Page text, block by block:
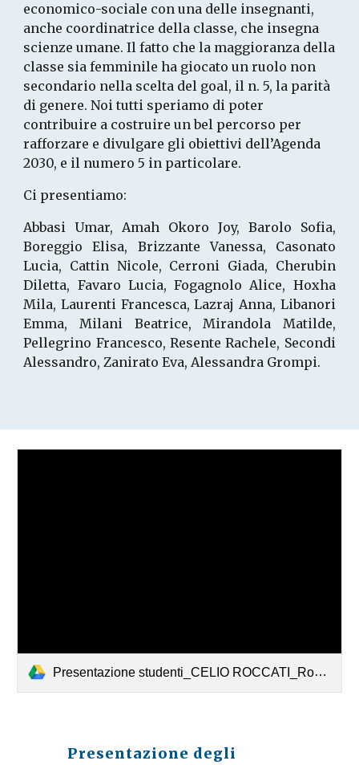
economico-sociale con una delle insegnanti,
anche coordinatrice della classe, che insegna
scienze umane. Il fatto che la maggioranza della
classe sia femminile ha giocato un ruolo non
secondario nella scelta del goal, il n. 5, la parità
di genere. Noi tutti speriamo di poter
contribuire a costruire un bel percorso per
rafforzare e divulgare gli obiettivi dell’Agenda
2030, e il numero 5 in particolare.
Ci presentiamo:
Abbasi Umar, Amah Okoro Joy, Barolo Sofia,
Boreggio Elisa, Brizzante Vanessa, Casonato
Lucia, Cattin Nicole, Cerroni Giada, Cherubin
Diletta, Favaro Lucia, Fogagnolo Alice, Hoxha
Mila, Laurenti Francesca, Lazraj Anna, Libanori
Emma, Milani Beatrice, Mirandola Matilde,
Pellegrino Francesco, Resente Rachele, Secondi
Alessandro, Zanirato Eva, Alessandra Grompi.
Presentazione studenti_CELIO ROCCATI_Rovigo.pdf
Presentazione degli